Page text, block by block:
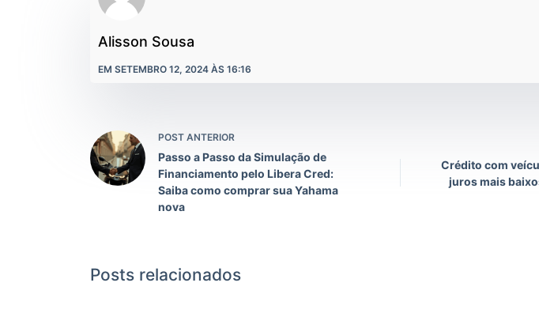
Alisson Sousa
EM SETEMBRO 12, 2024 ÀS 16:16
POST ANTERIOR
Passo a Passo da Simulação de
Financiamento pelo Libera Cred:
Saiba como comprar sua Yahama
nova
Crédito com
juros mais
Posts relacionados